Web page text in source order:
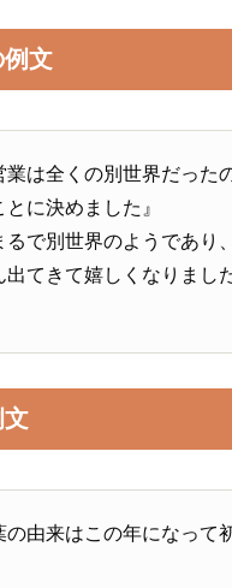
例文
業は全くの別世界だった
に決めました』
るで別世界のようであり
てきて嬉しくなりまし
文
の由来はこの年になって